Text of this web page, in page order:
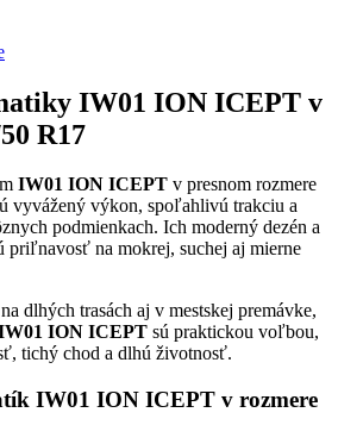
IW01 ION ICEPT v
R17
IW01 ION ICEPT v presnom rozmere
vyvážený výkon, spoľahlivú trakciu a
podmienkach. Ich moderný dezén a
priľnavosť na mokrej, suchej aj mierne
dlhých trasách aj v mestskej premávke,
ION ICEPT sú praktickou voľbou,
tichý chod a dlhú životnosť.
IW01 ION ICEPT v rozmere